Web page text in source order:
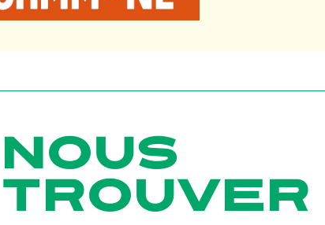
NOUS
TROUVER